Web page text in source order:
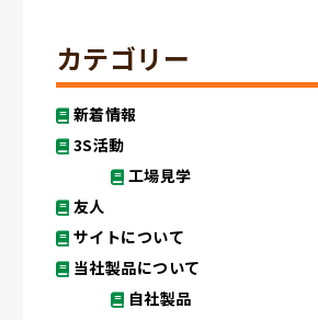
カテゴリー
新着情報
3S活動
工場見学
友人
サイトについて
当社製品について
自社製品